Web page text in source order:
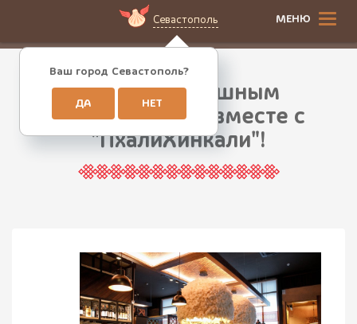
Севастополь
Ваш город Севастополь?
ДА НЕТ
МЕНЮ
Станьте успешным
ресторатором вместе с
"ПхалиХинкали"!